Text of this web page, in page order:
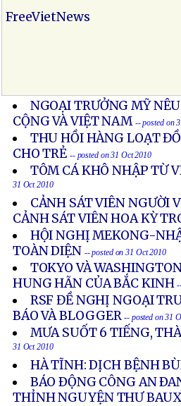
FreeVietNews
NGOẠI TRƯỞNG MỸ
CỘNG VÀ VIỆT NAM -- posted on
THU HỒI HÀNG LOẠT
CHO TRẺ -- posted on 31 Oct 2010
TÔM CÁ KHÔ NHẬP TỪ
31 Oct 2010
CẢNH SÁT VIÊN NGƯỜI
CẢNH SÁT VIÊN HOA KỲ
HỘI NGHỊ MEKONG-
TOÀN DIỆN -- posted on 31 Oct 2010
TOKYO VÀ
HUNG HÃN CỦA BẮC KINH
RSF ĐỀ NGHỊ NGOẠI
BÁO VÀ BLOGGER-- posted on 31
MƯA SUỐT 6 TIẾNG,
31 Oct 2010
HÀ TĨNH: DỊCH BỆNH
BÁO ÐỘNG CÔNG AN
THỈNH NGUYỆN THƯ